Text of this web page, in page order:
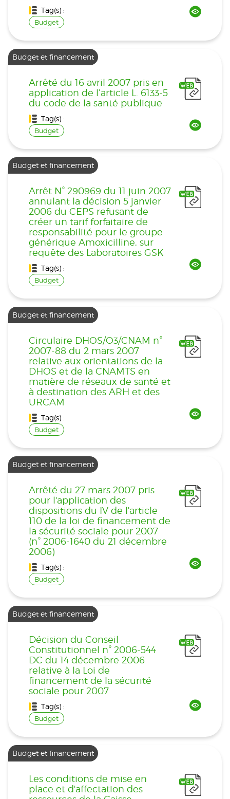
Tag(s) :
Budget
Budget et financement
Arrêté du 16 avril 2007 pris en
application de l’article L. 6133-5
du code de la santé publique
Tag(s) :
Budget
Budget et financement
Arrêt N° 290969 du 11 juin 2007
annulant la décision 5 janvier
2006 du CEPS refusant de
créer un tarif forfaitaire de
responsabilité pour le groupe
générique Amoxicilline, sur
requête des Laboratoires GSK
Tag(s) :
Budget
Budget et financement
Circulaire DHOS/O3/CNAM n°
2007-88 du 2 mars 2007
relative aux orientations de la
DHOS et de la CNAMTS en
matière de réseaux de santé et
à destination des ARH et des
URCAM
Tag(s) :
Budget
Budget et financement
Arrêté du 27 mars 2007 pris
pour l'application des
dispositions du IV de l'article
110 de la loi de financement de
la sécurité sociale pour 2007
(n° 2006-1640 du 21 décembre
2006)
Tag(s) :
Budget
Budget et financement
Décision du Conseil
Constitutionnel n° 2006-544
DC du 14 décembre 2006
relative à la Loi de
financement de la sécurité
sociale pour 2007
Tag(s) :
Budget
Budget et financement
Les conditions de mise en
place et d'affectation des